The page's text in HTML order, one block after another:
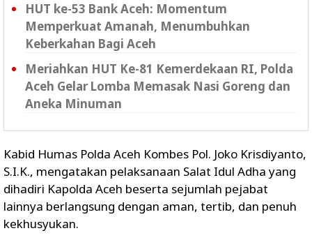
HUT ke-53 Bank Aceh: Momentum
Memperkuat Amanah, Menumbuhkan
Keberkahan Bagi Aceh
Meriahkan HUT Ke-81 Kemerdekaan RI, Polda
Aceh Gelar Lomba Memasak Nasi Goreng dan
Aneka Minuman
Kabid Humas Polda Aceh Kombes Pol. Joko Krisdiyanto,
S.I.K., mengatakan pelaksanaan Salat Idul Adha yang
dihadiri Kapolda Aceh beserta sejumlah pejabat
lainnya berlangsung dengan aman, tertib, dan penuh
kekhusyukan.